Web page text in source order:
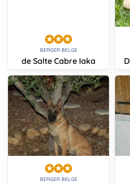
BERGER BELGE
de Salte Cabre Iaka
BERGER BELGE